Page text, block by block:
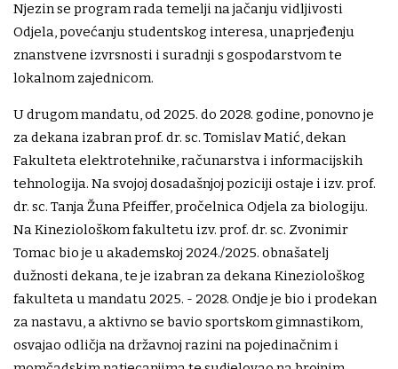
Njezin se program rada temelji na jačanju vidljivosti
Odjela, povećanju studentskog interesa, unaprjeđenju
znanstvene izvrsnosti i suradnji s gospodarstvom te
lokalnom zajednicom.
U drugom mandatu, od 2025. do 2028. godine, ponovno je
za dekana izabran prof. dr. sc. Tomislav Matić, dekan
Fakulteta elektrotehnike, računarstva i informacijskih
tehnologija. Na svojoj dosadašnjoj poziciji ostaje i izv. prof.
dr. sc. Tanja Žuna Pfeiffer, pročelnica Odjela za biologiju.
Na Kineziološkom fakultetu izv. prof. dr. sc. Zvonimir
Tomac bio je u akademskoj 2024./2025. obnašatelj
dužnosti dekana, te je izabran za dekana Kineziološkog
fakulteta u mandatu 2025. - 2028. Ondje je bio i prodekan
za nastavu, a aktivno se bavio sportskom gimnastikom,
osvajao odličja na državnoj razini na pojedinačnim i